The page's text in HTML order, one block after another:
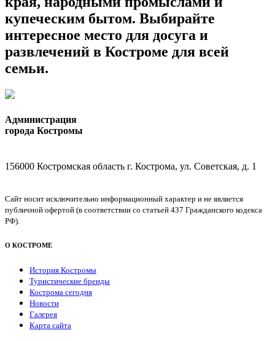
купеческим бытом. Выбирайте
интересное место для досуга и
развлечений в Костроме для всей
семьи.
Администрация
города Костромы
156000 Костромская область г. Кострома, ул. Советская, д. 1
Сайт носит исключительно информационный характер и не является
публичной офертой (в соответствии со статьей 437 Гражданского кодекса
РФ).
О КОСТРОМЕ
История Костромы
Туристические бренды
Кострома сегодня
Новости
Галерея
Карта сайта